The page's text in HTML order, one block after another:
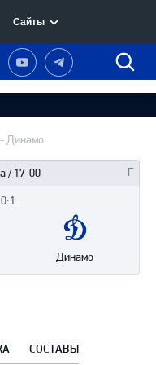
Сайты
Наш
канал
YouTube
Наш
канал
Telegram
Динамо
/ 17-00
Динамо
СОСТАВЫ